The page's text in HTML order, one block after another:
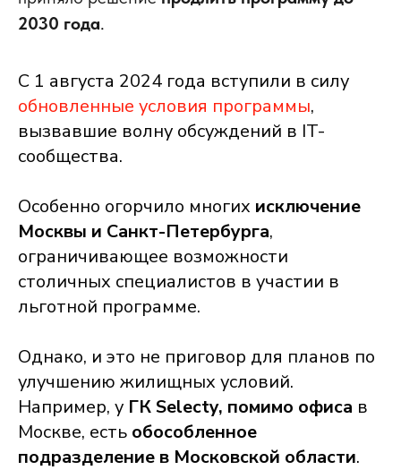
2030 года.
С 1 августа 2024 года вступили в силу
обновленные условия программы,
вызвавшие волну обсуждений в IT-
сообщества.
Особенно огорчило многих исключение
Москвы и Санкт-Петербурга,
ограничивающее возможности
столичных специалистов в участии в
льготной программе.
Однако, и это не приговор для планов по
улучшению жилищных условий.
Например, у ГК Selecty, помимо офиса в
Москве, есть обособленное
подразделение в Московской области.